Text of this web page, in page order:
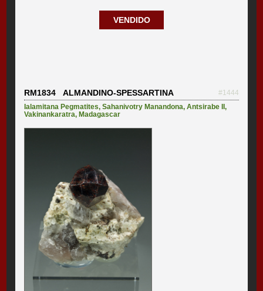
VENDIDO
RM1834 ALMANDINO-SPESSARTINA
#1444
Ialamitana Pegmatites,Sahanivotry Manandona,Antsirabe II,
Vakinankaratra,Madagascar